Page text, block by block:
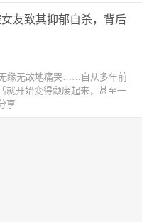
友致其抑郁自杀，背后
缘无故地痛哭……自从多年前
就开始变得颓废起来，甚至一
享